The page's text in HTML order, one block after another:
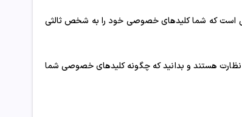
است که شما کلیدهای خصوصی خود را به شخص ثالثی
نظارت هستند و بدانید که چگونه کلیدهای خصوصی شما